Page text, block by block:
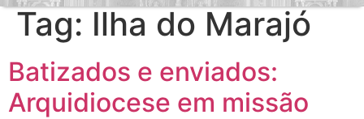
Tag: Ilha do Marajó
Batizados e enviados:
Arquidiocese em missão